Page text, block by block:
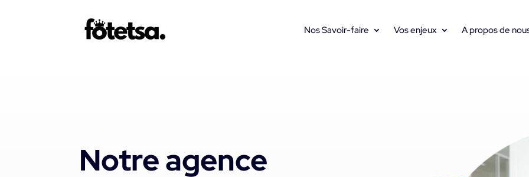
Nos Savoir-faire Vos enjeux A propos de
Notre agence